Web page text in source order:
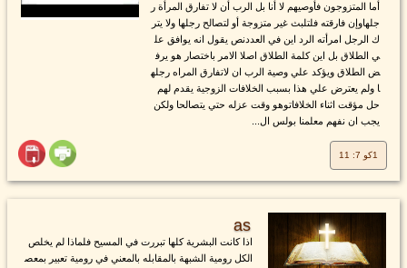
أما المتزوجون فأوصيهم لا أنا بل الرب أن لا تفارق المرأة ر
جلهاوإن فارقته فلتلبث غير متزوجة أو لتصالح رجلها ولا يتر
ك الرجل امرأته الرد اين في العددنص يقول انه يوافق عل
ي الطلاق بل اين كلمة الطلاق اصلا الامر باختصار هو يرف
ض الطلاق ويؤكد علي وصية الرب ان لاتفارق المراه رجله
ا ولم يعترض علي هذا بسبب الخلافات الزوجية يقدم لهم
حل مؤقت اثناء الخلافاتوهو وقت عزله حتي يتصالحا ولكن
يجب ان نفهم معلمنا بولس ال...
1كو 7: 11
as
اذا كانت البشرية كلها تبررت في المسيح فلماذا لم يخلص
الكل رومية الشبهة بالمقابله بالمعني في رومية تعبير بمعص